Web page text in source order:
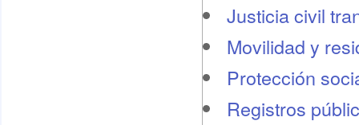
Justicia civil
Movilidad y
Protección
Registros